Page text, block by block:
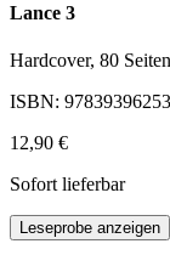
Lance 3
Hardcover, 80
ISBN:
12,90 €
Sofort lieferbar
Leseprobe anzeigen